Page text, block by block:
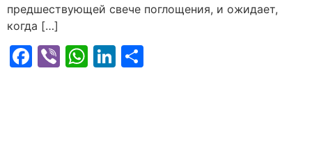
предшествующей свече поглощения, и ожидает,
когда […]
Facebook
ViberWhatsApp
LinkedIn